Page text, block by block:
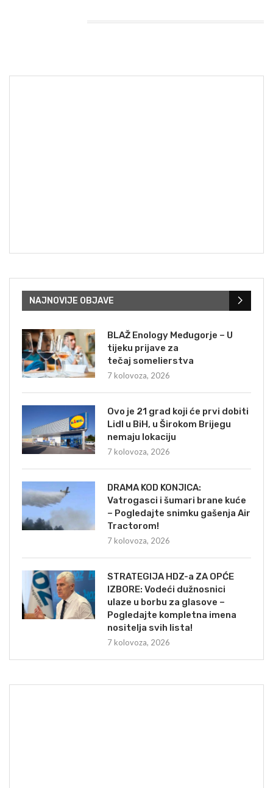
NAJNOVIJE OBJAVE
BLAŽ Enology Međugorje – U
tijeku prijave za
tečaj somelierstva
7 kolovoza, 2026
Ovo je 21 grad koji će prvi dobiti
Lidl u BiH, u Širokom Brijegu
nemaju lokaciju
7 kolovoza, 2026
DRAMA KOD KONJICA:
Vatrogasci i šumari brane kuće
– Pogledajte snimku gašenja Air
Tractorom!
7 kolovoza, 2026
STRATEGIJA HDZ-a ZA OPĆE
IZBORE: Vodeći dužnosnici
ulaze u borbu za glasove –
Pogledajte kompletna imena
nositelja svih lista!
7 kolovoza, 2026